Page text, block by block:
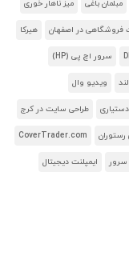
مبلمان باغی میز ناهار خوری
فروشگاهی در اصفهان هیرکا
سرور اچ پی (HP)
ویدیو وال
دستیاری طراحی سایت در کرج
رستوران CoverTrader.com
سرور ایمپلنت دیجیتال